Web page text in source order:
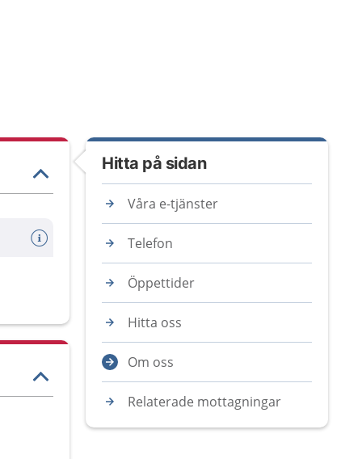
Hitta på sidan
Våra e-tjänster
Telefon
Öppettider
Hitta oss
Om oss
Relaterade mottagningar